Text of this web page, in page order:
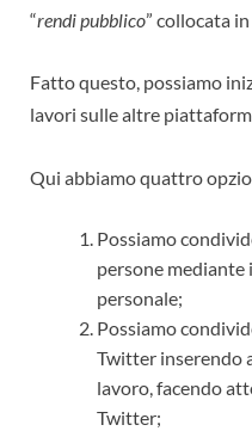
“rendi pubblico” collocata
Fatto questo, possiamo
lavori sulle altre
Qui abbiamo quattro
Possiamo
persone mediante
personale;
Possiamo
Twitter inserendo
lavoro, facendo
Twitter;